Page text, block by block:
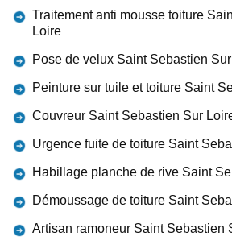
Traitement anti mousse toiture
Loire
Pose de velux Saint Sebastien
Peinture sur tuile et toiture Saint
Couvreur Saint Sebastien Sur
Urgence fuite de toiture Saint
Habillage planche de rive Saint
Démoussage de toiture Saint
Artisan ramoneur Saint Sebastien